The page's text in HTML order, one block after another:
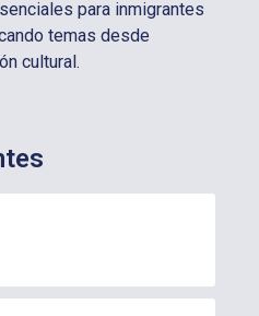
para inmigrantes
temas desde
cultural.